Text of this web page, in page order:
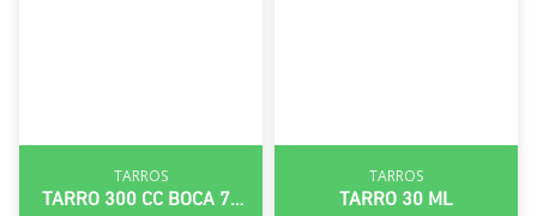
TARROS
TARRO 300 CC BOCA 70
TARROS
TARRO 30 ML